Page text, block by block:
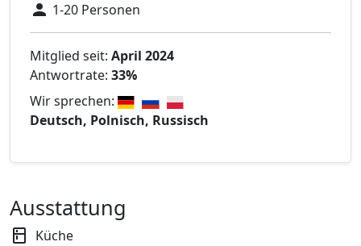
1-20 Personen
Mitglied seit: April 2024
Antwortrate: 33%
Wir sprechen:
Deutsch, Polnisch, Russisch
Ausstattung
Küche